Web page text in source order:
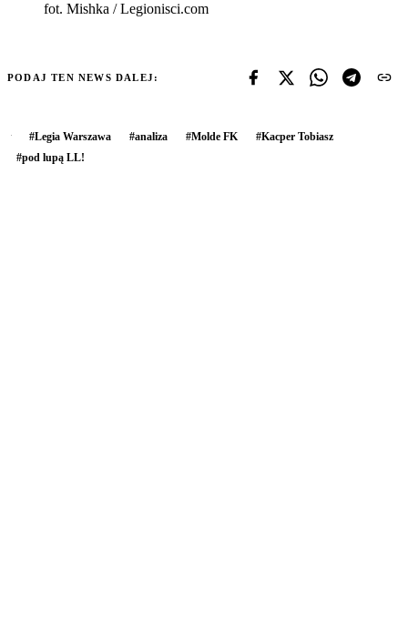
fot. Mishka / Legionisci.com
PODAJ TEN NEWS DALEJ:
#Legia Warszawa #analiza #Molde FK #Kacper Tobiasz
#pod lupą LL!